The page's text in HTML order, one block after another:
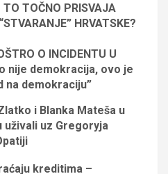
TOČNO PRISVAJA
HRVATSKE?
O INCIDENTU U
nije demokracija, ovo je
na demokraciju”
i Blanka Mateša u
uživali uz Gregoryja
kreditima –